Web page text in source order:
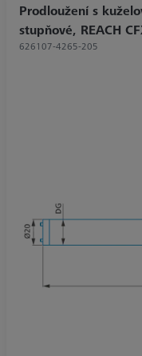
Prodloužení s
stupňové, REACH
626107-4265-205